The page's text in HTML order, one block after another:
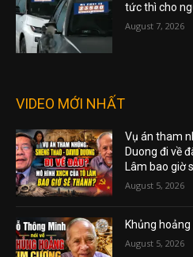
tức thì cho
August 7, 2026
VIDEO MỚI NHẤT
Vụ án tham
Duong đi về
Lâm bao giờ
August 5, 2026
Khủng
August 5, 2026